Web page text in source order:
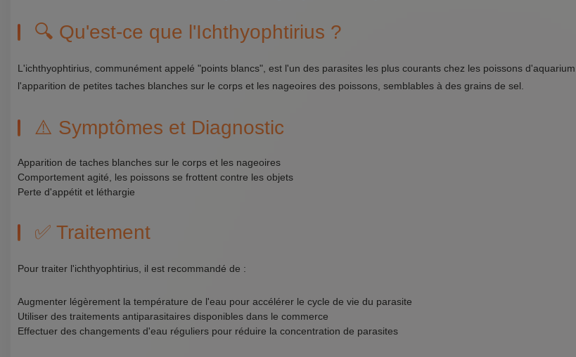
🔍 Qu'est-ce que l'Ichthyophtirius ?
L'ichthyophtirius, communément appelé "points blancs", est l'un des parasites les plus courants chez les poissons
l'apparition de petites taches blanches sur le corps et les nageoires des poissons, semblables à des grains de sel.
⚠️ Symptômes et Diagnostic
Apparition de taches blanches sur le corps et les nageoires
Comportement agité, les poissons se frottent contre les objets
Perte d'appétit et léthargie
✅ Traitement
Pour traiter l'ichthyophtirius, il est recommandé de :
Augmenter légèrement la température de l'eau pour accélérer le cycle de vie du parasite
Utiliser des traitements antiparasitaires disponibles dans le commerce
Effectuer des changements d'eau réguliers pour réduire la concentration de parasites